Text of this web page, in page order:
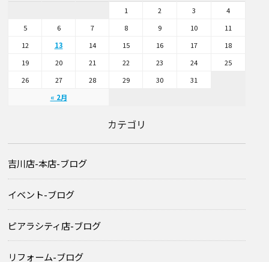
« 2月
1 2 3
4
5
6 7 8 9 10
11
12
13 14 15 16 17
18
19
20 21 22 23 24
25
26
27 28 29 30 31
カテゴリ
吉川店-本店-ブログ
イベント-ブログ
ピアラシティ店-ブログ
リフォーム-ブログ